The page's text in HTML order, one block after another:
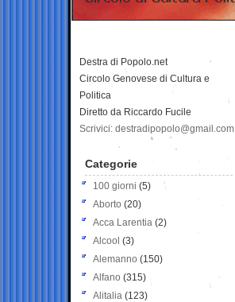
Destra di Popolo.net
Circolo Genovese di Cultura e
Politica
Diretto da Riccardo Fucile
Scrivici: destradipopolo@gmail.com
Categorie
100 giorni (5)
Aborto (20)
Acca Larentia (2)
Alcool (3)
Alemanno (150)
Alfano (315)
Alitalia (123)